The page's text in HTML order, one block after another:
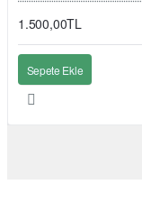
1.500,00TL
Sepete Ekle